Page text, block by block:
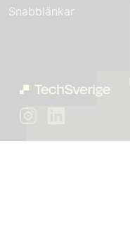
Snabblänkar